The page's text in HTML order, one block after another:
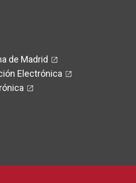
de Madrid
Electrónica